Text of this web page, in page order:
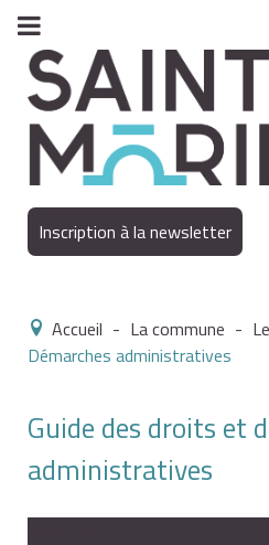
Inscription à la newsletter
Accueil - La commune -
Démarches administratives
Guide des droits et
administratives